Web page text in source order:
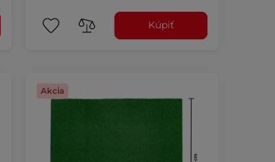
Kúpiť
Akcia